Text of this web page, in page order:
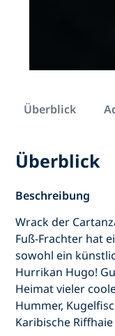
Überblick
Überblick
Beschreibung
Wrack der
Fuß-Frachter hat
sowohl ein
Hurrikan Hugo!
Heimat vieler
Hummer,
Karibische